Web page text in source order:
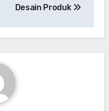
Desain Produk